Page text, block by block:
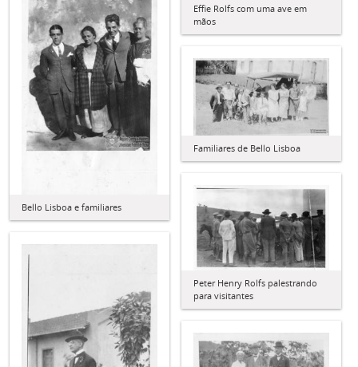
Effie Rolfs com uma ave em
mãos
Bello Lisboa e familiares
Familiares de Bello Lisboa
Peter Henry Rolfs palestrando
para visitantes